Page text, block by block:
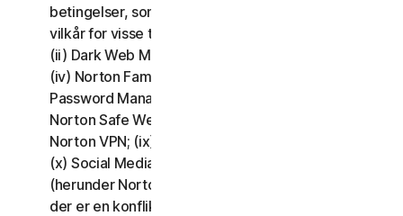
betingelser, som er fastsat i klausul 4 – "Særlige
vilkår for visse tjenester" i LSA'en: (i) Cloudbackup;
(ii) Dark Web Monitoring; (iii) Nortons kreditportal;
(iv) Norton Family og Forældrestyring; (v) Norton
Password Manager; (vi) Norton Safe Search og
Norton Safe Web; (vii) Norton Small Business; (viii)
Norton VPN; (ix) Supporttjenester til gendannelse;
(x) Social Media Monitoring og (xi) Teknisk support
(herunder Norton Virus Protection Promise). Hvis
der er en konflikt eller uoverensstemmelse mellem